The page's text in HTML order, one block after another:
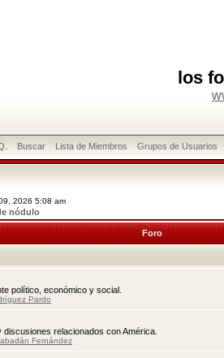
los
Buscar Lista de Miembros Grupos de Usuarios
2026 5:08 am
nódulo
Foro
político, económico y social.
Pardo
discusiones relacionados con América.
Fernández